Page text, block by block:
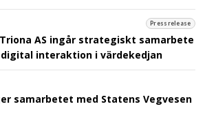
Pressrelease
AS ingår strategiskt samarbete
interaktion i värdekedjan
samarbetet med Statens Vegvesen